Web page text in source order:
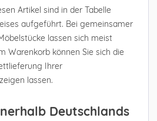
Artikel sind in der Tabelle
aufgeführt. Bei gemeinsamer
lassen sich meist
Warenkorb können Sie sich die
Ihrer
lassen.
Deutschlands